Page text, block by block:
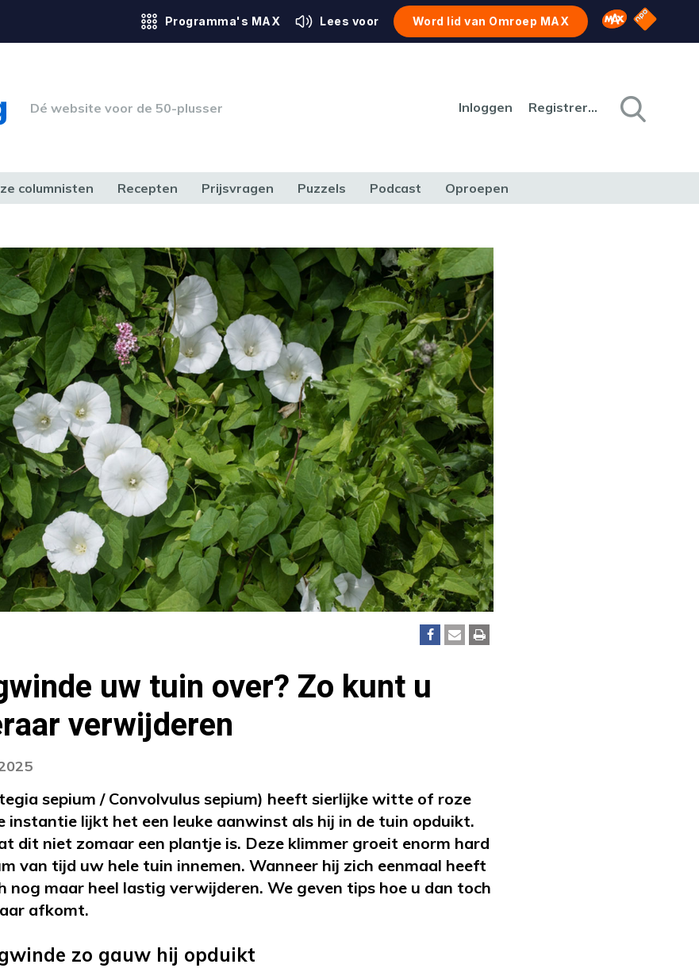
Programma's MAX Lees voor Word lid van Omroep MAX Omroep MAX
NPO
Dé website voor de 50-plusser Inloggen Registreren
columnisten Recepten Prijsvragen Puzzels Podcast Oproepen
uw tuin over? Zo kunt u
verwijderen
sepium / Convolvulus sepium) heeft sierlijke witte of roze
instantie lijkt het een leuke aanwinst als hij in de tuin opduikt.
dit niet zomaar een plantje is. Deze klimmer groeit enorm hard
van tijd uw hele tuin innemen. Wanneer hij zich eenmaal heeft
nog maar heel lastig verwijderen. We geven tips hoe u dan toch
afkomt.
zo gauw hij opduikt